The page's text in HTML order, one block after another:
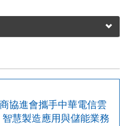
協進會攜手中華電信雲
慧製造應用與儲能業務